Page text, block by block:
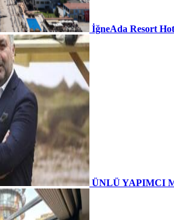
İğneAda Resort
ÜNLÜ YAPIMCI